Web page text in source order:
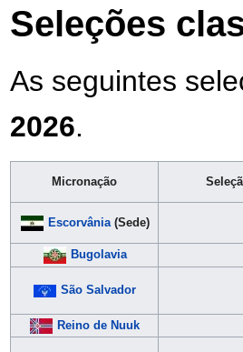
Seleções
As seguintes
2026.
Micronação
Escorvânia(Sede)
Bugolavia
São Salvador
Reino de Nuuk